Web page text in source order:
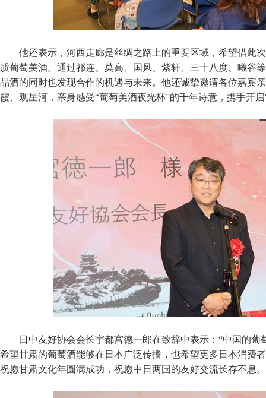
他还表示，河西走廊是丝绸之路上的重要区域，希望借此
质葡萄美酒。通过祁连、莫高、国风、紫轩、三十八度、曦谷
品酒的同时也发现合作的机遇与未来。他还诚挚邀请各位嘉宾
霞、观星河，亲身感受“葡萄美酒夜光杯”的千年诗意，携手开
日中友好协会会长宇都宫德一郎在致辞中表示：“中国的
希望甘肃的葡萄酒能够在日本广泛传播，也希望更多日本消费
祝愿甘肃文化年圆满成功，祝愿中日两国的友好交流长存不息